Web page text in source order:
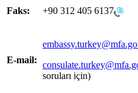
Faks: +90 312 405 6137
E-mail:
soruları için)